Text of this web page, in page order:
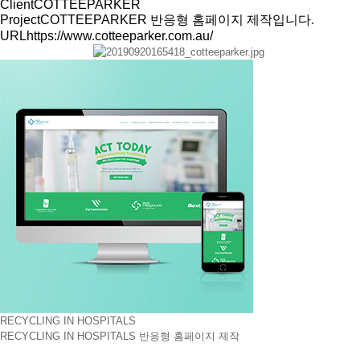
ClientCOTTEEPARKER
ProjectCOTTEEPARKER 반응형 홈페이지 제작입니다.
URLhttps://www.cotteeparker.com.au/
RECYCLING IN HOSPITALS
RECYCLING IN HOSPITALS 반응형 홈페이지 제작